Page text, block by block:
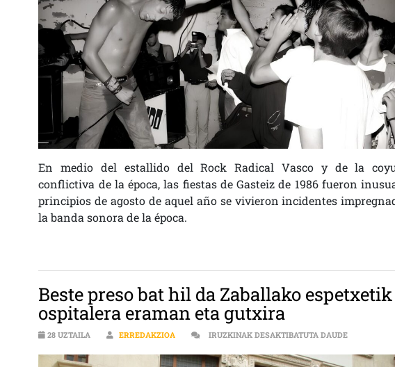
En medio del estallido del Rock Radical Vasco y de la
conflictiva de la época, las fiestas de Gasteiz de 1986 fueron
principios de agosto de aquel año se vivieron incidentes
la banda sonora de la época.
Beste preso bat hil da Zaballako espetxetik
ospitalera eraman eta gutxira
28 UZTAILA ERREDAKZIOA IRUZKINAK DESAKTIBATUTA DAUDEBESTE